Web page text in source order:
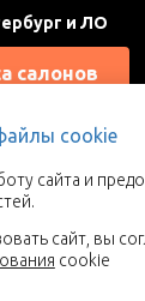
и ЛО
салонов
керамической
cookie
сайта и
сайт, вы
cookie